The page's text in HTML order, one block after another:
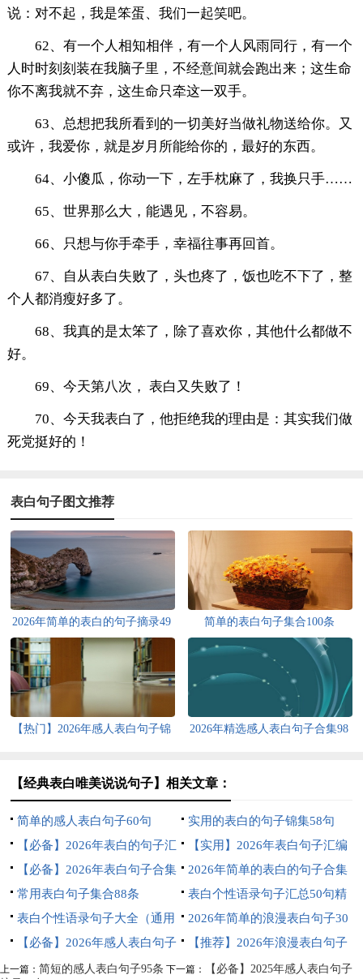
说：对不起，我是笨蛋、我们一起笑吧。
62、有一个人相知相伴，有一个人风雨同行，有一个
人时时刻刻装在我脑子里，不经意间就会跑出来；这生命
你不离我就不弃，这生命只牵这一双手。
63、总想把我所看到的一切美好当做礼物送给你。又
或许，我爱你，就是岁月所能给你的，最好的东西。
64、小傻瓜，你动一下，左手枕麻了，我换只手……
65、世界那么大，能遇见，不容易。
66、只想与你手牵手，幸福往事再回首。
67、自从表白失败了，头也疼了，饭也吃不下了，整
个人都消瘦好多了。
68、我真的是太笨了，除了喜欢你，其他什么都做不
好。
69、今天第八次， 表白又失败了！
70、今天我表白了，他拒绝我的理由是：其实我们做
死党挺好的！
表白句子图文推荐
2026年简单的表白的句子摘录49
句
简单的表白句子集合100条
【热门】2026年感人表白句子锦
2026年精选感人表白句子合集98
【经典表白唯美说说句子】相关文章：
简单的感人表白句子60句
实用的表白的句子锦集58句
【必备】2026年表白的句子汇
总79句
【实用】2026年表白句子汇编
30句
【必备】2026年表白句子合集
83句
2026年简单的表白的句子合集
75条
常用表白句子集合88条
表白个性语录句子汇总50句精
选
表白个性语录句子大全（通用
70句）
2026年简单的浪漫表白句子30
条
【必备】2026年感人表白句子
汇总55句
【推荐】2026年浪漫表白句子
汇编68条
上一篇： 简短的感人表白句子95条 下一篇：
【必备】2025年感人表白句子